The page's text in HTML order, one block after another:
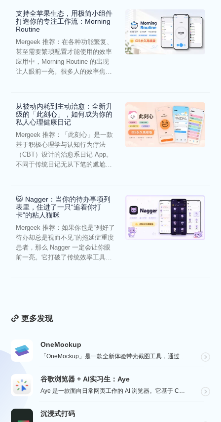
支持全苹果生态，用极简小组件
打造你的专注工作流：Morning
Routine
Mergeek 推荐：在各种功能繁复、
甚至需要繁琐配置才能使用的效率
应用中，Morning Routine 的出现
让人眼前一亮。很多人的效率焦
从被动内耗到主动治愈：全新升
级的「此刻心」，如何成为你的
私人心理健康日记
Mergeek 推荐：「此刻心」是一款
基于积极心理学与认知行为疗法
（CBT）设计的治愈系日记 App。
不同于传统日记无从下笔的尴尬，
🐱 Nagger：当你的待办事项列
表里，住进了一只“追着你打
卡”的粘人猫咪
Mergeek 推荐：如果你也是“列好了
待办却总是视而不见”的拖延症重度
患者，那么 Nagger 一定会让你眼
前一亮。它打破了传统效率工具冰
更多发现
OneMockup
「OneMockup」是一款全新体验带壳截图工具，通过导入个人照片和丰富的设备模型，用户可以轻松创建...
谷歌浏览器 + AI实习生：Aye
Aye 是一款面向日常网页工作的 AI 浏览器。它基于 Chromium 构建，保留接近谷歌浏览器的...
沉浸式打码